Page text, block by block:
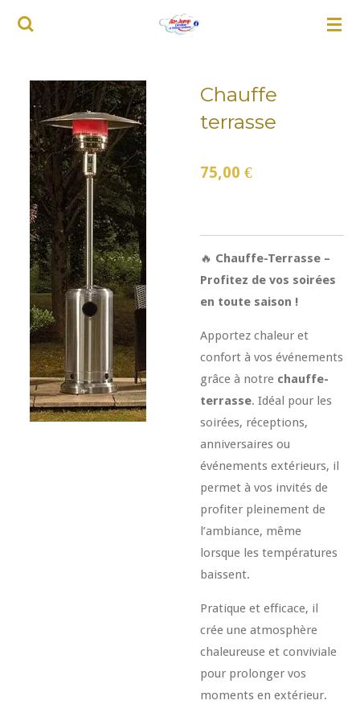
Passer
principal
Chauffe
terrasse
75,00 €
🔥 Chauffe-Terrasse –
Profitez de vos soirées
en toute saison !
Apportez chaleur et
confort à vos événements
grâce à notre chauffe-
terrasse. Idéal pour les
soirées, réceptions,
anniversaires ou
événements extérieurs, il
permet à vos invités de
profiter pleinement de
l’ambiance, même
lorsque les températures
baissent.
Pratique et efficace, il
crée une atmosphère
chaleureuse et conviviale
pour prolonger vos
moments en extérieur.